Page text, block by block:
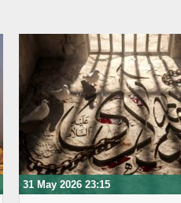
31 May 2026 23:15